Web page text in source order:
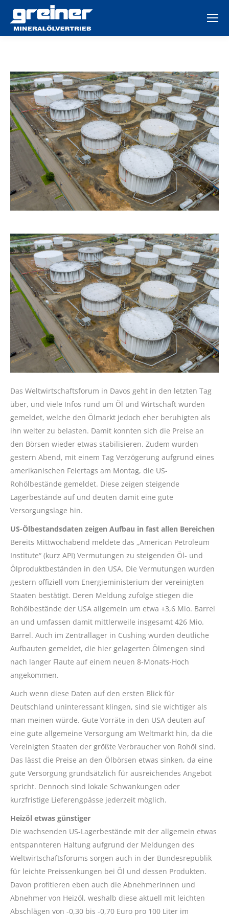
Das Weltwirtschaftsforum in Davos geht in den letzten Tag
über, und viele Infos rund um Öl und Wirtschaft wurden
gemeldet, welche den Ölmarkt jedoch eher beruhigten als
ihn weiter zu belasten. Damit konnten sich die Preise an
den Börsen wieder etwas stabilisieren. Zudem wurden
gestern Abend, mit einem Tag Verzögerung aufgrund eines
amerikanischen Feiertags am Montag, die US-
Rohölbestände gemeldet. Diese zeigen steigende
Lagerbestände auf und deuten damit eine gute
Versorgungslage hin.
US-Ölbestandsdaten zeigen Aufbau in fast allen Bereichen
Bereits Mittwochabend meldete das „American Petroleum
Institute“ (kurz API) Vermutungen zu steigenden Öl- und
Ölproduktbeständen in den USA. Die Vermutungen wurden
gestern offiziell vom Energieministerium der vereinigten
Staaten bestätigt. Deren Meldung zufolge stiegen die
Rohölbestände der USA allgemein um etwa +3,6 Mio. Barrel
an und umfassen damit mittlerweile insgesamt 426 Mio.
Barrel. Auch im Zentrallager in Cushing wurden deutliche
Aufbauten gemeldet, die hier gelagerten Ölmengen sind
nach langer Flaute auf einem neuen 8-Monats-Hoch
angekommen.
Auch wenn diese Daten auf den ersten Blick für
Deutschland uninteressant klingen, sind sie wichtiger als
man meinen würde. Gute Vorräte in den USA deuten auf
eine gute allgemeine Versorgung am Weltmarkt hin, da die
Vereinigten Staaten der größte Verbraucher von Rohöl sind.
Das lässt die Preise an den Ölbörsen etwas sinken, da eine
gute Versorgung grundsätzlich für ausreichendes Angebot
spricht. Dennoch sind lokale Schwankungen oder
kurzfristige Lieferengpässe jederzeit möglich.
Heizöl etwas günstiger
Die wachsenden US-Lagerbestände mit der allgemein etwas
entspannteren Haltung aufgrund der Meldungen des
Weltwirtschaftsforums sorgen auch in der Bundesrepublik
für leichte Preissenkungen bei Öl und dessen Produkten.
Davon profitieren eben auch die Abnehmerinnen und
Abnehmer von Heizöl, weshalb diese aktuell mit leichten
Abschlägen von -0,30 bis -0,70 Euro pro 100 Liter im